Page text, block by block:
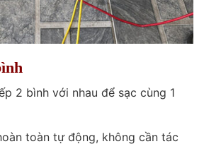
2 bình với nhau để sạc cùng 1
toàn tự động, không cần tác